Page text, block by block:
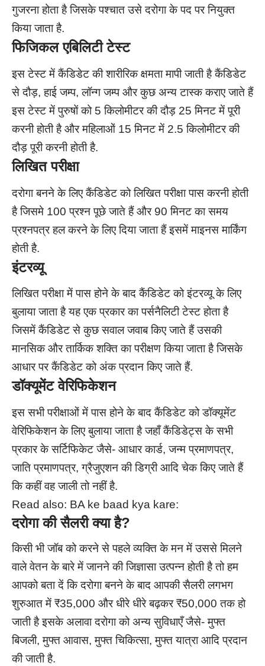
गुजरना होता है जिसके पश्चात उसे दरोगा के पद पर नियुक्त
किया जाता है.
फिजिकल एबिलिटीटेस्ट
इस टेस्ट में कैंडिडेट की शारीरिक क्षमता मापी जाती है कैंडिडेट
से दौड़, हाई जम्प, लॉन्ग जम्प और कुछ अन्य टास्क कराए जाते हैं
इस टेस्ट में पुरुषों को 5 किलोमीटर की दौड़ 25 मिनट में पूरी
करनी होती है और महिलाओं 15 मिनट में 2.5 किलोमीटर की
दौड़ पूरी करनी होती है.
लिखित परीक्षा
दरोगा बनने के लिए कैंडिडेट को लिखित परीक्षा पास करनी होती
है जिसमे 100 प्रश्न पूछे जाते हैं और 90 मिनट का समय
प्रश्नपत्र हल करने के लिए दिया जाता हैं इसमें माइनस मार्किंग
होती है.
इंटरव्यू
लिखित परीक्षा में पास होने के बाद कैंडिडेट को इंटरव्यू के लिए
बुलाया जाता है यह एक प्रकार का पर्सनैलिटी टेस्ट होता है
जिसमें कैंडिडेट से कुछ सवाल जवाब किए जाते हैं उसकी
मानसिक और तार्किक शक्ति का परीक्षण किया जाता है जिसके
आधार पर कैंडिडेट को अंक प्रदान किए जाते हैं.
डॉक्यूमेंट वेरिफिकेशन
इस सभी परीक्षाओं में पास होने के बाद कैंडिडेट को डॉक्यूमेंट
वेरिफिकेशन के लिए बुलाया जाता है जहाँ कैंडिडेट्स के सभी
प्रकार के सर्टिफिकेट जैसे- आधार कार्ड, जन्म प्रमाणपत्र,
जाति प्रमाणपत्र, ग्रैजुएशन की डिग्री आदि चेक किए जाते हैं
कि कहीं वह जाली तो नहीं है.
Read also: BA ke baad kya kare:
दरोगा की सैलरी क्या है?
किसी भी जॉब को करने से पहले व्यक्ति के मन में उससे मिलने
वाले वेतन के बारे में जानने की जिज्ञासा उत्पन्न होती है तो हम
आपको बता दें कि दरोगा बनने के बाद आपकी सैलरी लगभग
शुरुआत में ₹35,000 और धीरे धीरे बढ़कर ₹50,000 तक हो
जाती है इसके अलावा दरोगा को अन्य सुविधाएँ जैसे- मुफ्त
बिजली, मुफ्त आवास, मुफ्त चिकित्सा, मुफ्त यात्रा आदि प्रदान
की जाती है.